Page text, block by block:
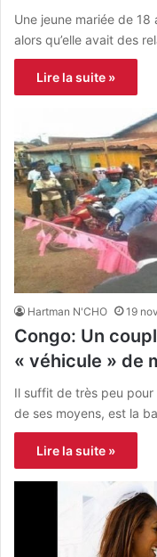
Une jeune mariée de
alors qu’elle avait des
Lire la suite »
Hartman N'CHO 19
Congo: Un
« véhicule » de
Il suffit de très peu
de ses moyens, est la
Lire la suite »